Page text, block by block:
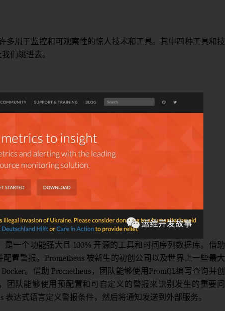
多用于监控和可观察性的惊人技术和工具。其中四种工具和技
们跳进去。
是一个功能强大且 100% 开源的工具和时间序列数据库。借助
置警报。Prometheus 被新生的初创公司以及世界上一些最大
。借助 Prometheus，团队能够使用PromQL编写查询并创
团队能够使用预配置和可自定义的警报来识别发生的重要问
表达式语言定义警报条件，然后将通知发送到外部服务。